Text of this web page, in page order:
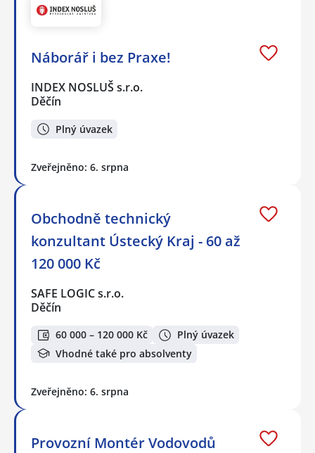
Náborář i bez Praxe!
INDEX NOSLUŠ s.r.o.
Děčín
Plný úvazek
Zveřejněno: 6. srpna
Obchodně technický
konzultant Ústecký Kraj - 60 až
120 000 Kč
SAFE LOGIC s.r.o.
Děčín
60 000 – 120 000 Kč
Plný úvazek
Vhodné také pro absolventy
Zveřejněno: 6. srpna
Provozní Montér Vodovodů